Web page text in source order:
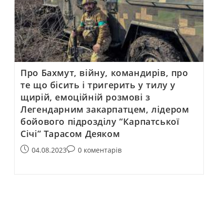
Про Бахмут, війну, командирів, про
те що бісить і тригерить у тилу у
щирій, емоційній розмові з
Легендарним закарпатцем, лідером
бойового підрозділу “Карпатської
Січі” Тарасом Деяком
04.08.2023 0 коментарів